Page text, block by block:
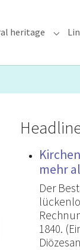
for "Major Events"
heritage
mehr
Der
1840.